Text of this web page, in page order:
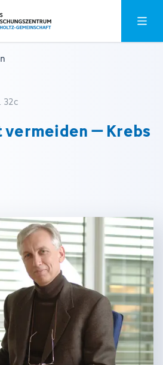
32c
– Krebs